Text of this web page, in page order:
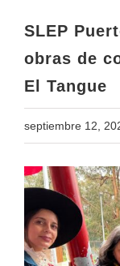
SLEP
obras de
El Tangue
septiembre 12,
View
Image